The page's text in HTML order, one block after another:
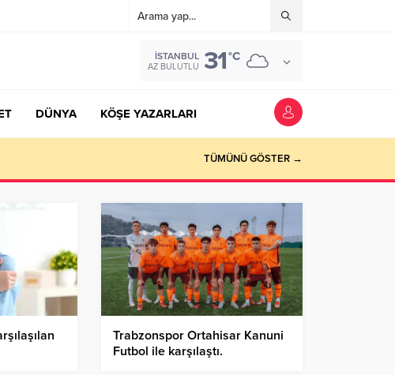
İSTANBUL
AZ BULUTLU 31°C
DÜNYA KÖŞE YAZARLARI
TÜMÜNÜ GÖSTER →
Trabzonspor Ortahisar Kanuni
Futbol ile karşılaştı.